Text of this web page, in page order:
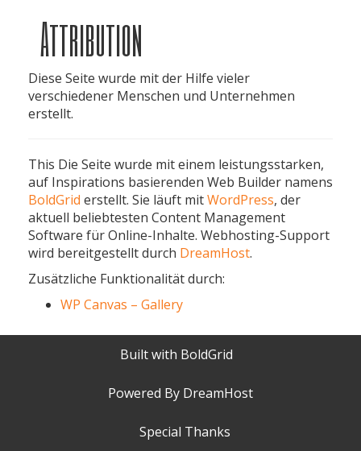
Attribution
Diese Seite wurde mit der Hilfe vieler
verschiedener Menschen und Unternehmen
erstellt.
This Die Seite wurde mit einem leistungsstarken,
auf Inspirations basierenden Web Builder namens
BoldGrid erstellt. Sie läuft mitWordPress, der
aktuell beliebtesten Content Management
Software für Online-Inhalte. Webhosting-Support
wird bereitgestellt durch DreamHost.
Zusätzliche Funktionalität durch:
WP Canvas – Gallery
Built with BoldGrid
Powered By DreamHost
Special Thanks